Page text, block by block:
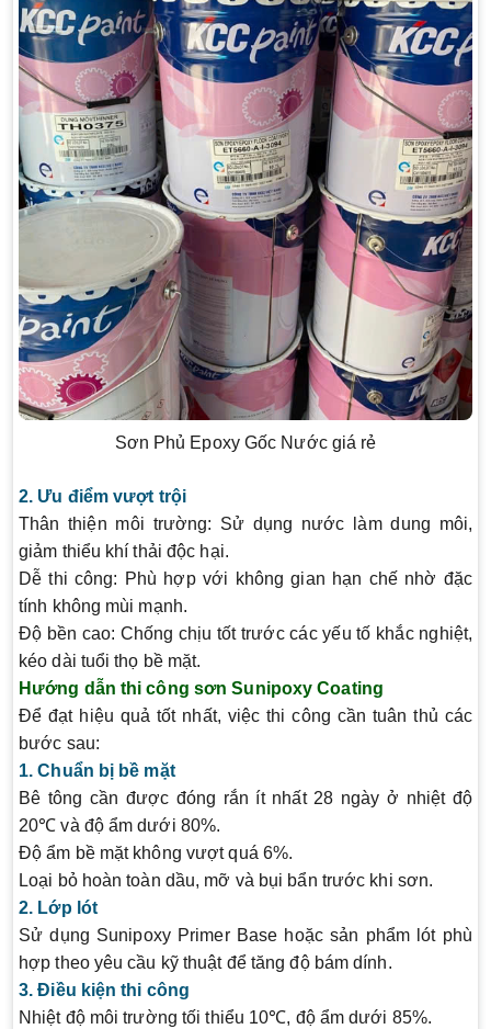
Sơn Phủ Epoxy Gốc Nước giá rẻ
2. Ưu điểm vượt trội
Thân thiện môi trường: Sử dụng nước làm dung môi,
giảm thiểu khí thải độc hại.
Dễ thi công: Phù hợp với không gian hạn chế nhờ đặc
tính không mùi mạnh.
Độ bền cao: Chống chịu tốt trước các yếu tố khắc nghiệt,
kéo dài tuổi thọ bề mặt.
Hướng dẫn thi công sơn Sunipoxy Coating
Để đạt hiệu quả tốt nhất, việc thi công cần tuân thủ các
bước sau:
1. Chuẩn bị bề mặt
Bê tông cần được đóng rắn ít nhất 28 ngày ở nhiệt độ
20℃ và độ ẩm dưới 80%.
Độ ẩm bề mặt không vượt quá 6%.
Loại bỏ hoàn toàn dầu, mỡ và bụi bẩn trước khi sơn.
2. Lớp lót
Sử dụng Sunipoxy Primer Base hoặc sản phẩm lót phù
hợp theo yêu cầu kỹ thuật để tăng độ bám dính.
3. Điều kiện thi công
Nhiệt độ môi trường tối thiểu 10℃, độ ẩm dưới 85%.